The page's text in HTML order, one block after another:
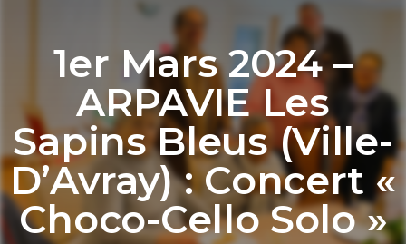
1er Mars 2024 –
ARPAVIE Les
Sapins Bleus (Ville-
D’Avray) : Concert «
Choco-Cello Solo »